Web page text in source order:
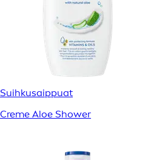
Suihkusaippuat
Creme Aloe Shower